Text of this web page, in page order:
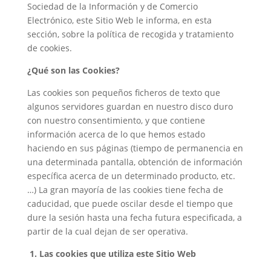
Sociedad de la Información y de Comercio
Electrónico, este Sitio Web le informa, en esta
sección, sobre la política de recogida y tratamiento
de cookies.
¿Qué son las Cookies?
Las cookies son pequeños ficheros de texto que
algunos servidores guardan en nuestro disco duro
con nuestro consentimiento, y que contiene
información acerca de lo que hemos estado
haciendo en sus páginas (tiempo de permanencia en
una determinada pantalla, obtención de información
específica acerca de un determinado producto, etc.
…) La gran mayoría de las cookies tiene fecha de
caducidad, que puede oscilar desde el tiempo que
dure la sesión hasta una fecha futura especificada, a
partir de la cual dejan de ser operativa.
1. Las cookies que utiliza este Sitio Web